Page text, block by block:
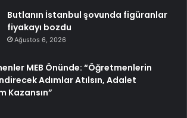
Butlanın İstanbul şovunda figüranlar
fiyakayı bozdu
Ağustos 6, 2026
MEB Önünde: “Öğretmenlerin
Adımlar Atılsın, Adalet
Kazansın”